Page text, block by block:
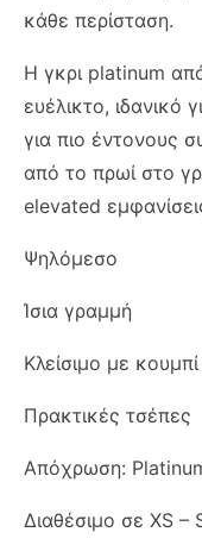
κάθε περίσταση.
Η γκρι platinum
ευέλικτο, ιδανικό
για πιο έντονους
από το πρωί στο
elevated
Ψηλόμεσο
Ίσια γραμμή
Κλείσιμο με
Πρακτικές τσέπες
Απόχρωση:
Διαθέσιμο σε XS –